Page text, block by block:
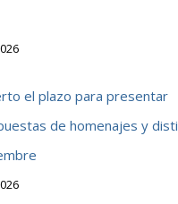
el plazo para presentar
de homenajes y